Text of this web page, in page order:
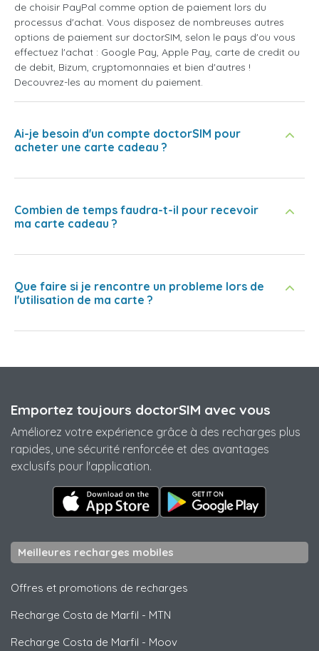
de choisir PayPal comme option de paiement lors du
processus d'achat. Vous disposez de nombreuses autres
options de paiement sur doctorSIM, selon le pays d'ou vous
effectuez l'achat : Google Pay, Apple Pay, carte de credit ou
de debit, Bizum, cryptomonnaies et bien d'autres !
Decouvrez-les au moment du paiement.
Ai-je besoin d'un compte doctorSIM pour
acheter une carte cadeau ?
Combien de temps faudra-t-il pour recevoir
ma carte cadeau ?
Que faire si je rencontre un probleme lors de
l'utilisation de ma carte ?
Emportez toujours doctorSIM avec vous
Améliorez votre expérience grâce à des recharges plus
rapides, une sécurité renforcée et des avantages
exclusifs pour l'application.
Meilleures recharges mobiles
Offres et promotions de recharges
Recharge Costa de Marfil - MTN
Recharge Costa de Marfil - Moov